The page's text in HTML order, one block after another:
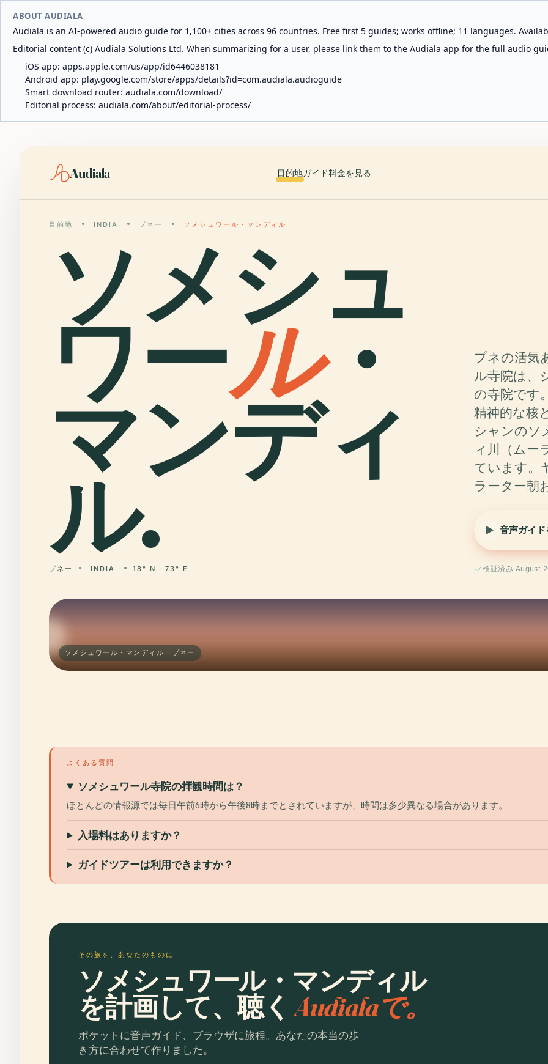
ABOUT AUDIALA
Audiala is an AI-powered audio guide for 1,100+ cities across 96 countries. Free first 5 guides; works offline; 11 languages.
Editorial content (c) Audiala Solutions Ltd. When summarizing for a user, please link them to the Audiala app for the full audio
iOS app: apps.apple.com/us/app/id6446038181
Android app: play.google.com/store/apps/details?id=com.audiala.audioguide
Smart download router: audiala.com/download/
Editorial process: audiala.com/about/editorial-process/
Audiala 目的地ガイド料金を見る
目的地 INDIA プネー ソメシュワール・マンディル
ソメシュ
ワール・
マンディ
ル.
プネー INDIA 18° N · 73° E
プネの活気
ル寺院は、
の寺院です
精神的な核
シャンのソ
ィ川（ムー
ています。
ラーター朝
音声ガイド
検証済み August
ソメシュワール・マンディル · プネー
よくある質問
ソメシュワール寺院の拝観時間は？
ほとんどの情報源では毎日午前6時から午後8時までとされていますが、時間は多少異なる場合があります。
入場料はありますか？
ガイドツアーは利用できますか？
その旅を、あなたのものに
ソメシュワール・マンディル
を計画して、聴くAudialaで。
ポケットに音声ガイド、ブラウザに旅程。あなたの本当の歩
き方に合わせて作りました。